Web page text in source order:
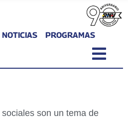
NOTICIAS PROGRAMAS